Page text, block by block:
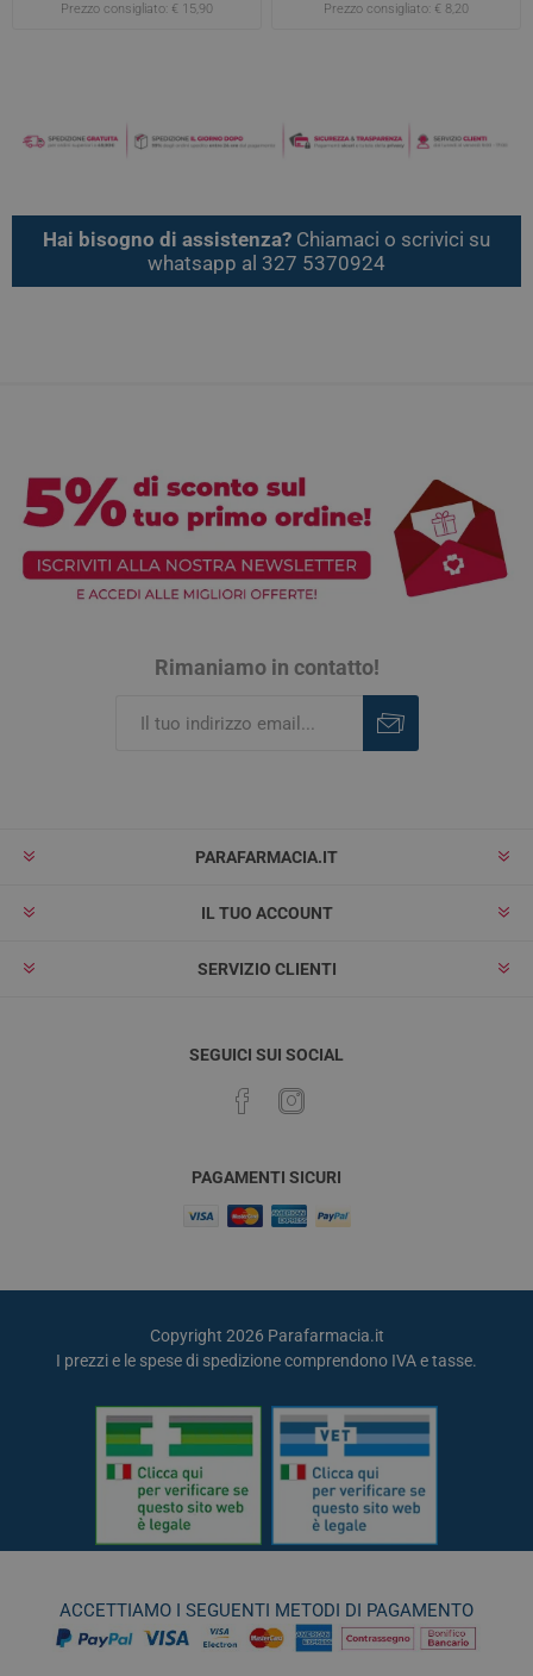
Prezzo consigliato: € 15,90 Prezzo consigliato: € 8,20
Hai bisogno di assistenza? Chiamaci o scrivici su
whatsapp al 327 5370924
Rimaniamo in contatto!
PARAFARMACIA.IT
IL TUO ACCOUNT
SERVIZIO CLIENTI
SEGUICI SUI SOCIAL
PAGAMENTI SICURI
Copyright 2026 Parafarmacia.it
I prezzi e le spese di spedizione comprendono IVA e tasse.
ACCETTIAMO I SEGUENTI METODI DI PAGAMENTO